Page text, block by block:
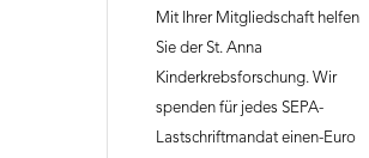
Mit Ihrer Mitgliedschaft helfen
Sie der St. Anna
Kinderkrebsforschung. Wir
spenden für jedes SEPA-
Lastschriftmandat einen-Euro